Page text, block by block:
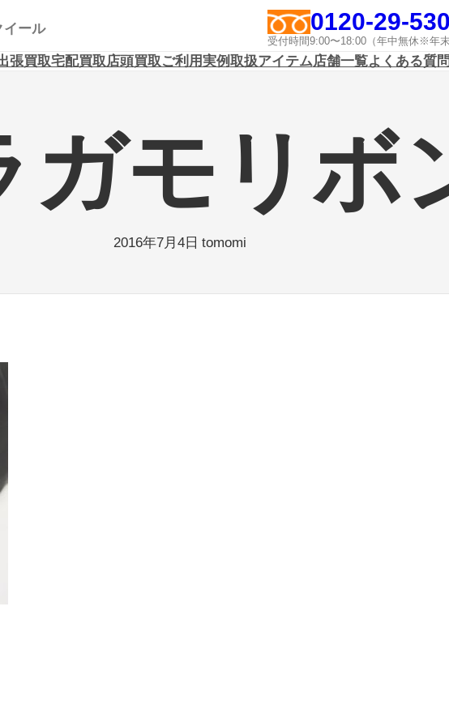
イール 0120-29-
受付時間9:00〜18:00（年中無休※年末
張買取宅配買取店頭買取ご利用実例取扱アイテム店舗一覧よくある質問
ガモリボ
2016年7月4日 tomomi